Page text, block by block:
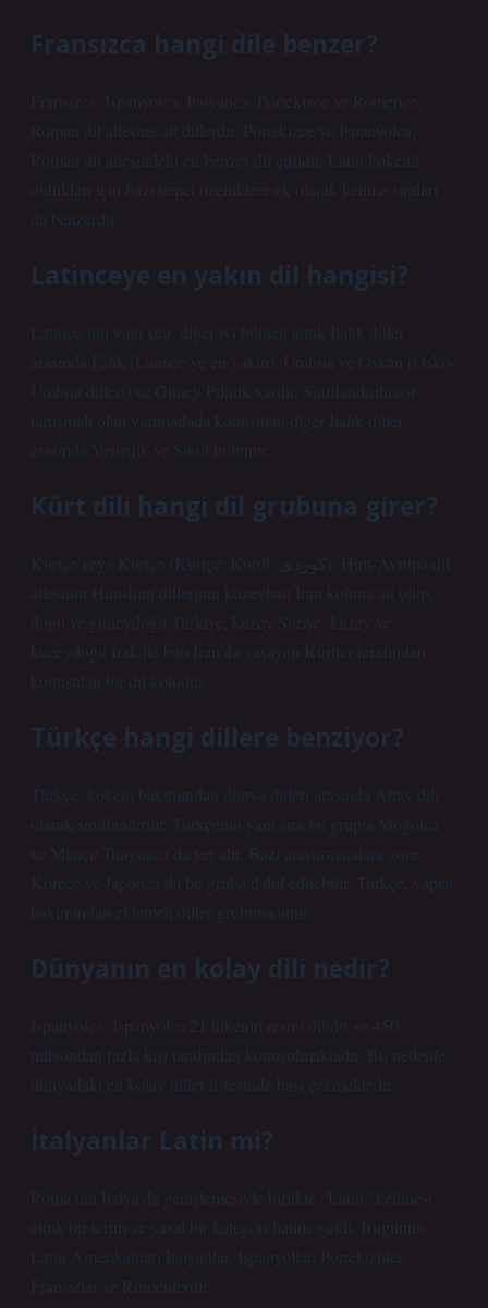
Fransızca hangi dile benzer?
Fransızca, İspanyolca, İtalyanca, Portekizce ve Romence,
Roman dil ailesine ait dillerdir. Portekizce ve İspanyolca,
Roman dil ailesindeki en benzer dil çiftidir. Latin kökenli
oldukları için bazı temel özelliklere ek olarak kelime sıraları
da benzerdir.
Latinceye en yakın dil hangisi?
Latince’nin yanı sıra, diğer iyi bilinen antik İtalik diller
arasında Falik (Latince’ye en yakın), Umbria ve Oskan (Osko-
Umbria dilleri) ve Güney Piknik vardır. Sınıflandırılması
tartışmalı olan yarımadada konuşulan diğer İtalik diller
arasında Venedik ve Sikul bulunur.
Kürt dili hangi dil grubuna girer?
Kürtçe veya Kürtçe (Kürtçe: Kurdî, کوردی), Hint-Avrupa dil
ailesinin Hint-İran dillerinin kuzeybatı İran koluna ait olup,
doğu ve güneydoğu Türkiye, kuzey Suriye, kuzey ve
kuzeydoğu Irak ile batı İran’da yaşayan Kürtler tarafından
konuşulan bir dil koludur.
Türkçe hangi dillere benziyor?
Türkçe, kökeni bakımından dünya dilleri arasında Altay dili
olarak sınıflandırılır. Türkçenin yanı sıra bu grupta Moğolca
ve Mançu-Tunguzca da yer alır. Bazı araştırmacılara göre
Korece ve Japonca da bu gruba dahil edilebilir. Türkçe, yapısı
bakımından eklemeli diller grubuna aittir.
Dünyanın en kolay dili nedir?
İspanyolca. İspanyolca 21 ülkenin resmi dilidir ve 450
milyondan fazla kişi tarafından konuşulmaktadır. Bu nedenle
dünyadaki en kolay diller listesinde başı çekmektedir.
İtalyanlar Latin mi?
Roma’nın İtalya’da genişlemesiyle birlikte “Latin” kelimesi
etnik bir terim ve yasal bir kategori haline geldi. Bugünün
Latin Amerikalıları İtalyanlar, İspanyollar, Portekizliler,
Fransızlar ve Rumenlerdir.